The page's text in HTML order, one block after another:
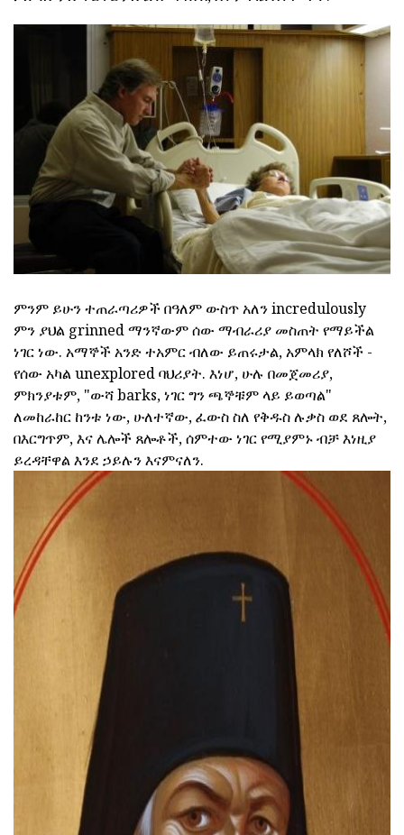
ምንም ይሁን ተጠራጣሪዎች በዓለም ውስጥ አለን incredulously
ምን ያህል grinned ማንኛውም ሰው ማብራሪያ መስጠት የማይችል
ነገር ነው. አማኞች አንድ ተአምር ብለው ይጠሩታል, አምላክ የለሾች -
የሰው አካል unexplored ባህሪያት. እነሆ, ሁሉ በመጀመሪያ,
ምክንያቱም, "ውሻ barks, ነገር ግን ጫኞቹም ላይ ይወጣል"
ለመከራከር ከንቱ ነው, ሁለተኛው, ፈውስ ስለ የቅዱስ ሉቃስ ወደ ጸሎት,
በእርግጥም, እና ሌሎች ጸሎቶች, ሰምተው ነገር የሚያምኑ ብቻ እነዚያ
ይረዳቸዋል እንደ ኃይሉን እናምናለን.